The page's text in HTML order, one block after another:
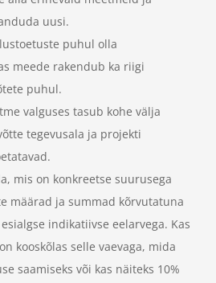
uusi.
puhul olla
meede rakendub ka riigi
puhul.
valguses tasub kohe välja
tegevusala ja projekti
mis on konkreetse suurusega
määrad ja summad kõrvutatuna
indikatiivse eelarvega. Kas
kooskõlas selle vaevaga, mida
saamiseks või kas näiteks 10%